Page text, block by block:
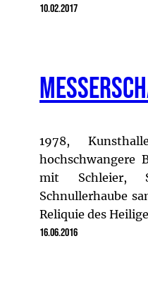
10.02.2017
1978,
hochschwangere
mit Schleier,
Schnullerhaube
Reliquie des
16.06.2016